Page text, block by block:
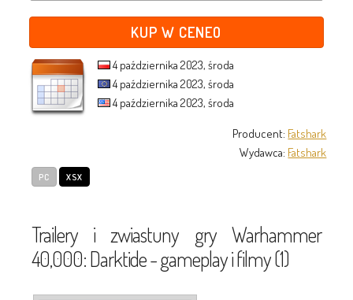
KUP W CENEO
4 października 2023, środa
4 października 2023, środa
4 października 2023, środa
Producent: Fatshark
Wydawca: Fatshark
PC XSX
Trailery i zwiastuny gry Warhammer
40,000: Darktide - gameplay i filmy (1)